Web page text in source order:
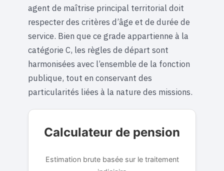
agent de maîtrise principal territorial doit
respecter des critères d’âge et de durée de
service. Bien que ce grade appartienne à la
catégorie C, les règles de départ sont
harmonisées avec l’ensemble de la fonction
publique, tout en conservant des
particularités liées à la nature des missions.
Calculateur de pension
Estimation brute basée sur le traitement